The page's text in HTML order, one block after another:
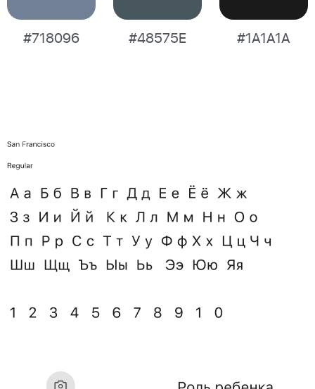
#718096 #48575E #1A1A1A